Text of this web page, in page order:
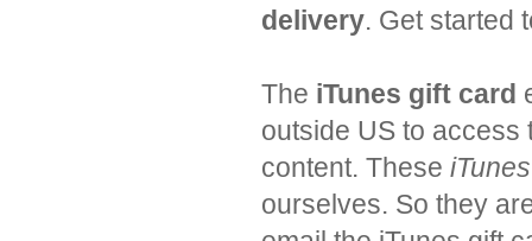
delivery. Get started
The iTunes gift card
outside US to access
content. These
ourselves. So they